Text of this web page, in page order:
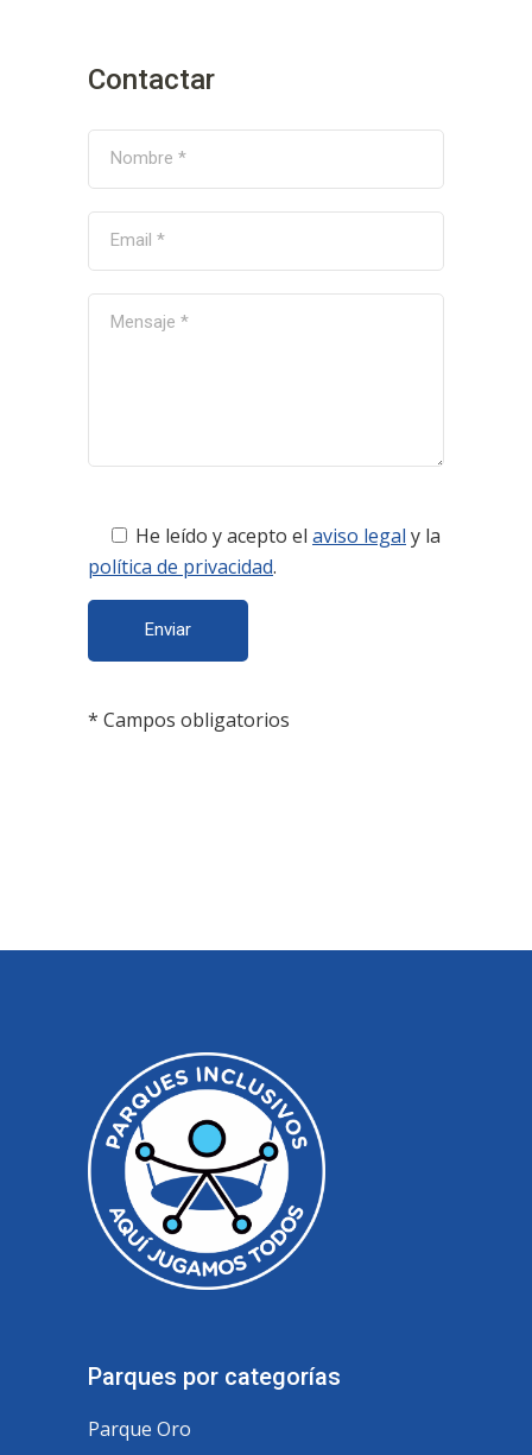
Contactar
He leído y acepto el aviso legal y la
política de privacidad.
Enviar
* Campos obligatorios
Parques por categorías
Parque Oro